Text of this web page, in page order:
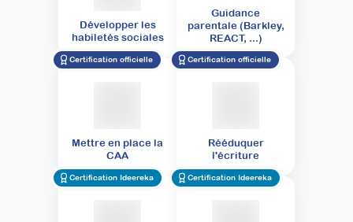
Développer les
habiletés sociales
Guidance
parentale (Barkley,
REACT, ...)
Certification officielle
Mettre en place la
CAA
Certification officielle
Rééduquer
l'écriture
Certification Ideereka Certification Ideereka